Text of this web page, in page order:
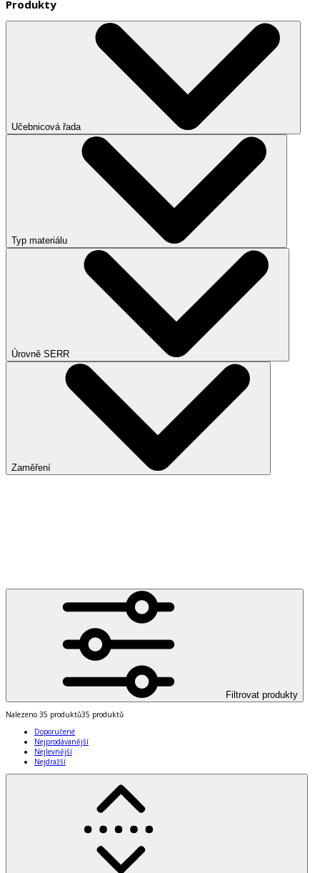
Produkty
Učebnicová řada
Typ materiálu
Úrovně SERR
Zaměření
Filtrovat produkty
Nalezeno 35 produktů35 produktů
Doporučené
Nejprodávanější
Nejlevnější
Nejdražší